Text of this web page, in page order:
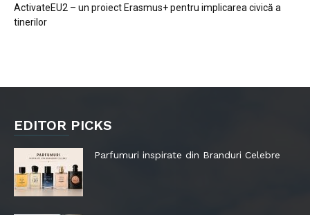
ActivateEU2 – un proiect Erasmus+ pentru implicarea civică a
tinerilor
EDITOR PICKS
Parfumuri inspirate din Branduri Celebre